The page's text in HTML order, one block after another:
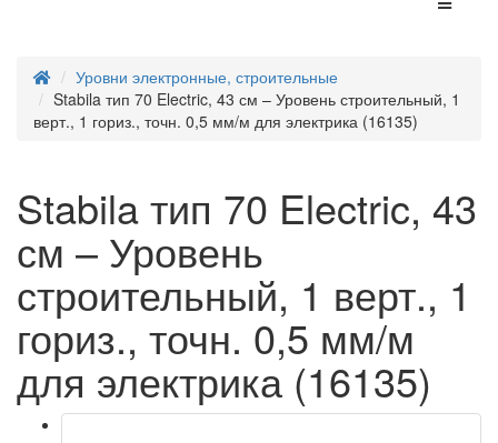
Уровни электронные, строительные
Stabila тип 70 Electric, 43 см – Уровень строительный, 1
верт., 1 гориз., точн. 0,5 мм/м для электрика (16135)
Stabila тип 70 Electric, 43
см – Уровень
строительный, 1 верт., 1
гориз., точн. 0,5 мм/м
для электрика (16135)